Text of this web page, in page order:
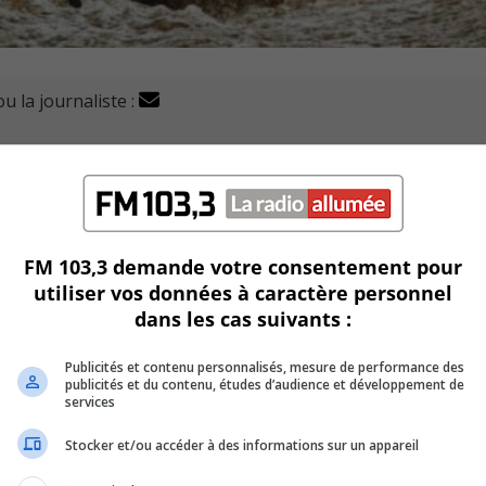
la journaliste :
au gouvernement du Québec d’aider financièrement
Grand Montréal le 9 août dernier.
ont témoigné avoir subi des infiltrations majeures dans
leurs maisons.
devrait s’adapter aux nouvelles réalités
d’assistance financière lors de sinistres (PGAF).
FM 103,3 demande votre consentement pour
utiliser vos données à caractère personnel
dans les cas suivants :
Publicités et contenu personnalisés, mesure de performance des
publicités et du contenu, études d’audience et développement de
services
Stocker et/ou accéder à des informations sur un appareil